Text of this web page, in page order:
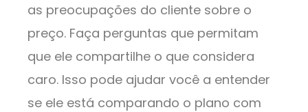
as preocupações do cliente sobre o
preço. Faça perguntas que permitam
que ele compartilhe o que considera
caro. Isso pode ajudar você a entender
se ele está comparando o plano com